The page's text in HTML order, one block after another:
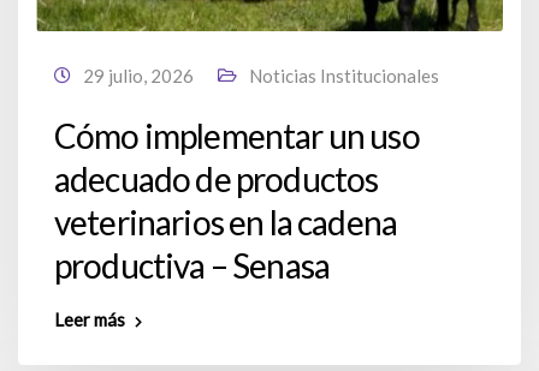
29 julio, 2026 Noticias Institucionales
Cómo implementar un uso
adecuado de productos
veterinarios en la cadena
productiva – Senasa
Leer más